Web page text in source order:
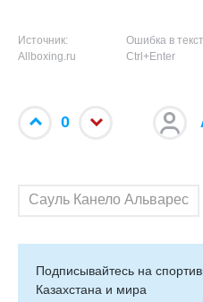
Источник:
Allboxing.ru
Ошибка в
Ctrl+Enter
0
Сауль Канело Альварес
Подписывайтесь на
Казахстана и мира